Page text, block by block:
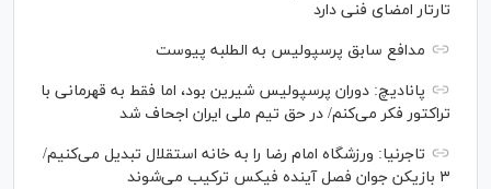
تارتار امضای فنی دارد
مدافع سابق پرسپولیس به الطلبه پیوست
پانادیچ: دوران پرسپولیس شیرین بود، اما فقط به قهرمانی با
تراکتور فکر می‌کنم/ در حق تیم ملی ایران اجحاف شد
تاجرنیا: ورزشگاه امام رضا را به خانه استقلال تبدیل می‌کنیم/
۳ بازیکن جوان فصل آینده فیکس ترکیب می‌شوند